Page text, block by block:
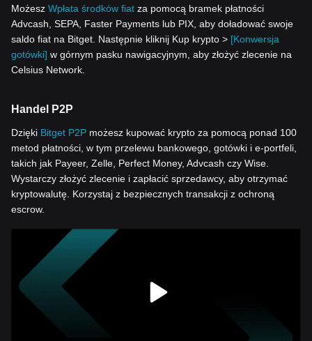
Możesz Wpłata środków fiat za pomocą bramek płatności
Advcash, SEPA, Faster Payments lub PIX, aby doładować swoje
saldo fiat na Bitget. Następnie kliknij Kup krypto > [Konwersja
gotówki] w górnym pasku nawigacyjnym, aby złożyć zlecenie na
Celsius Network.
Handel P2P
Dzięki Bitget P2P możesz kupować krypto za pomocą ponad 100
metod płatności, w tym przelewu bankowego, gotówki i e-portfeli,
takich jak Payeer, Zelle, Perfect Money, Advcash czy Wise.
Wystarczy złożyć zlecenie i zapłacić sprzedawcy, aby otrzymać
kryptowalutę. Korzystaj z bezpiecznych transakcji z ochroną
escrow.